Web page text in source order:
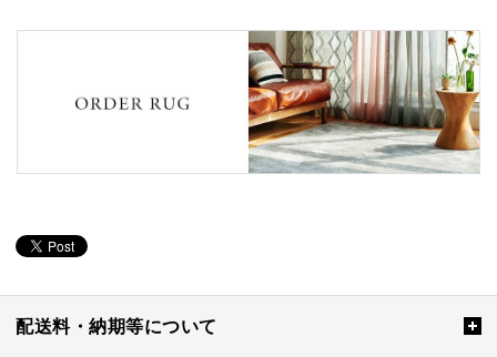
配送料・納期等について